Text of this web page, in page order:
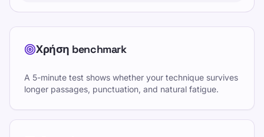
Χρήση benchmark
A 5-minute test shows whether your technique survives
longer passages, punctuation, and natural fatigue.